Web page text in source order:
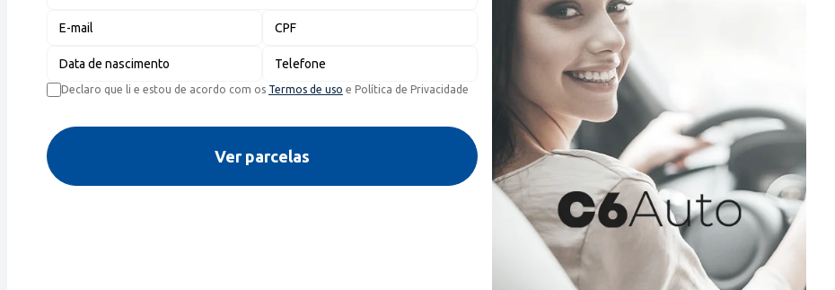
E-mail CPF
Data de nascimento Telefone
Declaro que li e estou de acordo com os Termos de uso e Política de Privacidade
Ver parcelas